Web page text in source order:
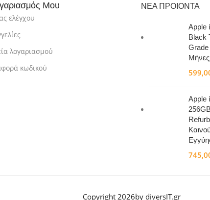
Μου
ελέγχου
λογαριασμού
κωδικού
ΝΕΑ ΠΡΟΙΟΝΤΑ
Apple
Black
Grade
Apple
Copyright 2026by diversIT.gr